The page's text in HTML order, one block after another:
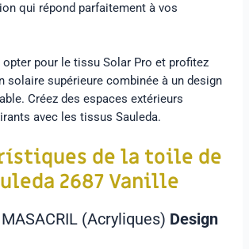
qui répond parfaitement à vos
opter pour le tissu Solar Pro et profitez
solaire supérieure combinée à un design
Créez des espaces extérieurs
avec les tissus Sauleda.
de la toile de
2687 Vanille
(Acryliques) Design